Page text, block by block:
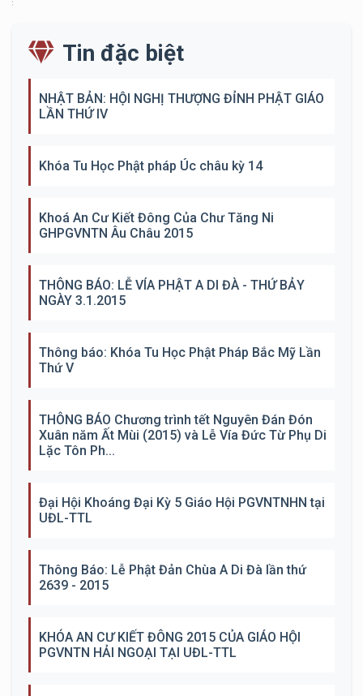
Tin đặc biệt
NHẬT BẢN: HỘI NGHỊ THƯỢNG ĐỈNH PHẬT GIÁO
LẦN THỨ IV
Khóa Tu Học Phật pháp Úc châu kỳ 14
Khoá An Cư Kiết Đông Của Chư Tăng Ni
GHPGVNTN Âu Châu 2015
THÔNG BÁO: LỄ VÍA PHẬT A DI ĐÀ - THỨ BẢY
NGÀY 3.1.2015
Thông báo: Khóa Tu Học Phật Pháp Bắc Mỹ Lần
Thứ V
THÔNG BÁO Chương trình tết Nguyên Đán Đón
Xuân năm Ất Mùi (2015) và Lễ Vía Đức Từ Phụ Di
Lặc Tôn Ph...
Đại Hội Khoáng Đại Kỳ 5 Giáo Hội PGVNTNHN tại
UĐL-TTL
Thông Báo: Lễ Phật Đản Chùa A Di Đà lần thứ
2639 - 2015
KHÓA AN CƯ KIẾT ĐÔNG 2015 CỦA GIÁO HỘI
PGVNTN HẢI NGOẠI TẠI UĐL-TTL